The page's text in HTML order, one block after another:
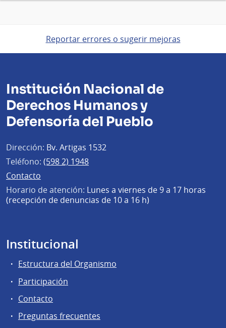
Reportar errores o sugerir mejoras
Institución Nacional de
Derechos Humanos y
Defensoría del Pueblo
Dirección: Bv. Artigas 1532
Teléfono: (598 2) 1948
Contacto
Horario de atención: Lunes a viernes de 9 a 17 horas
(recepción de denuncias de 10 a 16 h)
Institucional
Estructura del Organismo
Participación
Contacto
Preguntas frecuentes